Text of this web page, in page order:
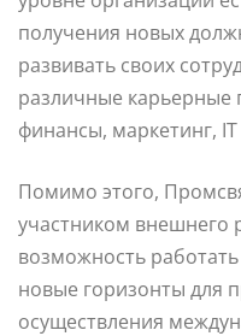
получения новых
развивать своих
различные карьерные
финансы, маркетинг,
Помимо этого,
участником внешнего
возможность
новые горизонты для
осуществления